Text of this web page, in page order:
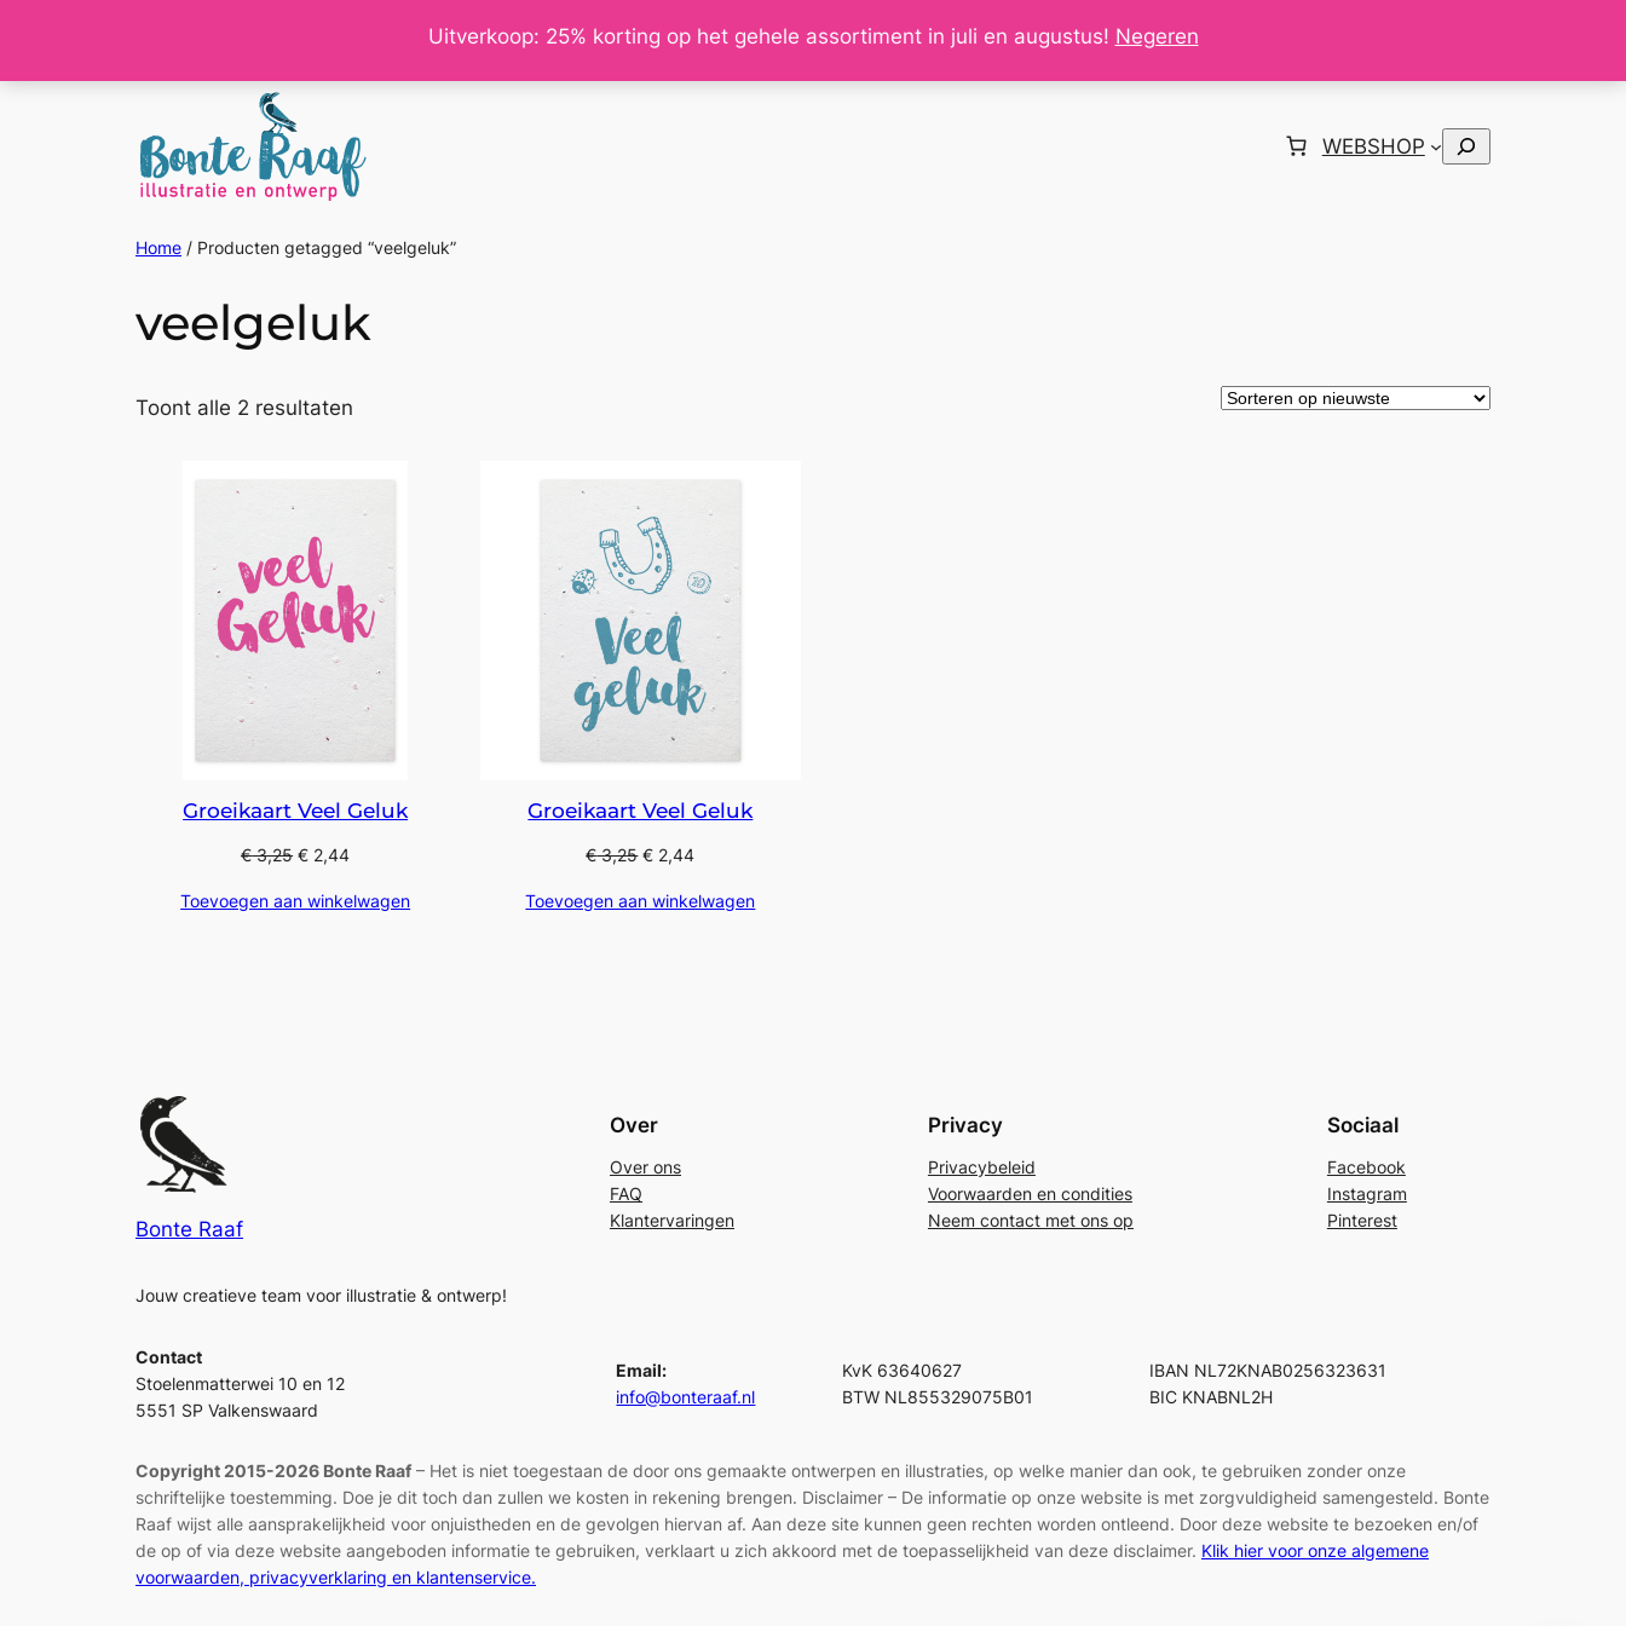
Uitverkoop: 25% korting op het gehele assortiment in juli en augustus! Negeren
de
WEBSHOP
Zoeken
Home / Producten getagged “veelgeluk”
veelgeluk
Toont alle 2 resultaten
Groeikaart Veel Geluk
€3,25 € 2,44
Toevoegen aan winkelwagen
Groeikaart Veel Geluk
€3,25 € 2,44
Toevoegen aan winkelwagen
Bonte Raaf
Jouw creatieve team voor illustratie & ontwerp!
Over
Over ons
FAQ
Klantervaringen
Privacy
Privacybeleid
Voorwaarden en condities
Neem contact met ons op
Sociaal
Facebook
Instagram
Pinterest
Contact
Stoelenmatterwei 10 en 12
5551 SP Valkenswaard
Email:
info@bonteraaf.nl
KvK 63640627
BTW NL855329075B01
IBAN NL72KNAB0256323631
BIC KNABNL2H
Copyright 2015-2026 Bonte Raaf – Het is niet toegestaan de door ons gemaakte ontwerpen en illustraties, op welke manier dan ook, te gebruiken zonder onze
schriftelijke toestemming. Doe je dit toch dan zullen we kosten in rekening brengen. Disclaimer – De informatie op onze website is met zorgvuldigheid samengesteld. Bonte
Raaf wijst alle aansprakelijkheid voor onjuistheden en de gevolgen hiervan af. Aan deze site kunnen geen rechten worden ontleend. Door deze website te bezoeken en/of
de op of via deze website aangeboden informatie te gebruiken, verklaart u zich akkoord met de toepasselijkheid van deze disclaimer. Klik hier voor onze algemene
voorwaarden, privacyverklaring en klantenservice.